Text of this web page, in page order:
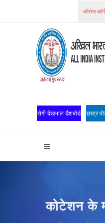
रोगी देखभाल डैशबोर्ड छात्र
कोटेशन के